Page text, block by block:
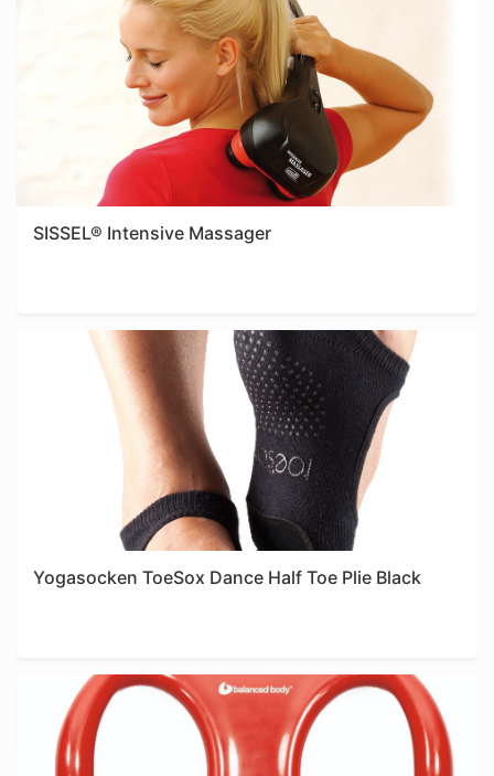
SISSEL® Intensive Massager
Yogasocken ToeSox Dance Half Toe Plie Black